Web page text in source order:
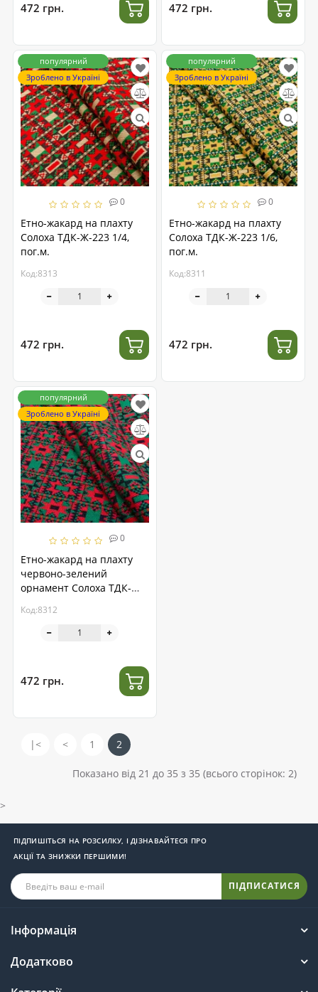
472 грн. 472 грн.
0
Етно-жакард на плахту
Солоха ТДК-Ж-223 1/4,
пог.м.
Код:8313
популярний
Зроблено в Україні
472 грн.
0
Етно-жакард на плахту
Солоха ТДК-Ж-223 1/6,
пог.м.
Код:8311
популярний
Зроблено в Україні
472 грн.
0
Етно-жакард на плахту
червоно-зелений
орнамент Солоха ТДК-
Код:8312
популярний
Зроблено в Україні
472 грн.
|< < 1 2
Показано від 21 до 35 з 35 (всього сторінок: 2)
>
ПІДПИШІТЬСЯ НА РОЗСИЛКУ, І ДІЗНАВАЙТЕСЯ ПРО
АКЦІЇ ТА ЗНИЖКИ ПЕРШИМИ!
ПІДПИСАТИСЯ
Інформація
Додатково